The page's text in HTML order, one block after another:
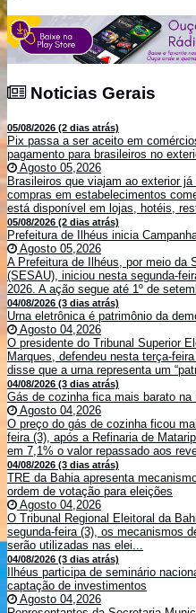
Noticias Gerais
05/08/2026 (2 dias atrás)
Pix passa a ser aceito em
pagamento para brasileiros no
Agosto 05,2026
Brasileiros que viajam ao exterior
compras em estabelecimentos
está disponível em lojas, hotéis,
05/08/2026 (2 dias atrás)
Prefeitura de Ilhéus inicia
Agosto 05,2026
A Prefeitura de Ilhéus, por meio da
(SESAU), iniciou nesta segunda-
2026. A ação segue até 1º de
04/08/2026 (3 dias atrás)
Urna eletrônica é patrimônio da
Agosto 04,2026
O presidente do Tribunal Superior
Marques, defendeu nesta terça-
disse que a urna representa um
04/08/2026 (3 dias atrás)
Gás de cozinha fica mais barato na
Agosto 04,2026
O preço do gás de cozinha ficou
feira (3), após a Refinaria de
em 7,1% o valor repassado aos
04/08/2026 (3 dias atrás)
TRE da Bahia apresenta
ordem de votação para eleições
Agosto 04,2026
O Tribunal Regional Eleitoral da
segunda-feira (3), os mecanismos
serão utilizadas nas elei...
04/08/2026 (3 dias atrás)
Ilhéus participa de seminário
captação de investimentos
Agosto 04,2026